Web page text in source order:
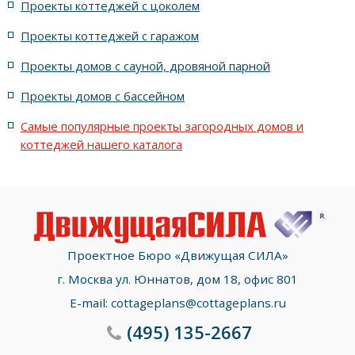
с террасой и 6 комнатами
Проекты коттеджей с цоколем
Проекты коттеджей с гаражом
Проекты домов с сауной, дровяной парной
Проекты домов с бассейном
Самые популярные проекты загородных домов и
коттеджей нашего каталога
Проектное Бюро «Движущая СИЛА»
г. Москва ул. Юннатов, дом 18, офис 801
E-mail: cottageplans@cottageplans.ru
(495)135-2667